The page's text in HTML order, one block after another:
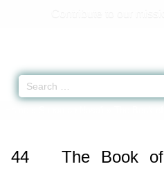
44
The Book of